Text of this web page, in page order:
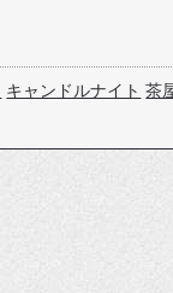
キャンドルナイト 茶